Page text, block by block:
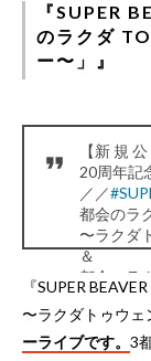
『SUPER
のラクダ
ー〜」』
【新 規
20周年記
／／
都会のラ
〜ラクダ
＆
都会のラ
〜新宿育
開 催 決
＼＼
『SUPER
〜ラクダトゥウェ
ーライブです。 3